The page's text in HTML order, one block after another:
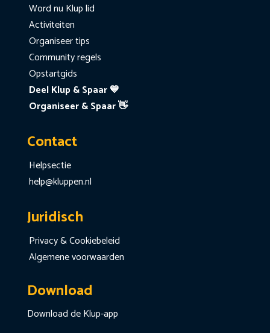
Word nu Klup lid
Activiteiten
Organiseer tips
Community regels
Opstartgids
Deel Klup & Spaar 💙
Organiseer & Spaar 👋
Contact
Helpsectie
help@kluppen.nl
Juridisch
Privacy & Cookiebeleid
Algemene voorwaarden
Download
Download de Klup-app